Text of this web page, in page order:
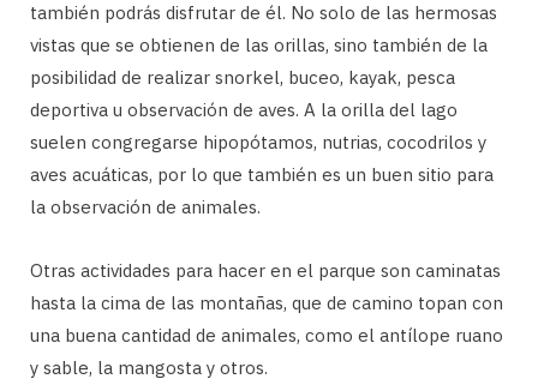
también podrás disfrutar de él. No solo de las hermosas
vistas que se obtienen de las orillas, sino también de la
posibilidad de realizar snorkel, buceo, kayak, pesca
deportiva u observación de aves. A la orilla del lago
suelen congregarse hipopótamos, nutrias, cocodrilos y
aves acuáticas, por lo que también es un buen sitio para
la observación de animales.
Otras actividades para hacer en el parque son caminatas
hasta la cima de las montañas, que de camino topan con
una buena cantidad de animales, como el antílope ruano
y sable, la mangosta y otros.